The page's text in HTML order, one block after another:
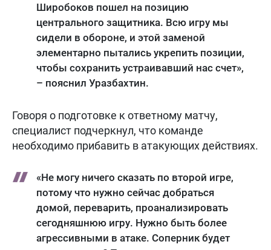
Широбоков пошел на позицию
центрального защитника. Всю игру мы
сидели в обороне, и этой заменой
элементарно пытались укрепить позиции,
чтобы сохранить устраивавший нас счет»,
– пояснил Уразбахтин.
Говоря о подготовке к ответному матчу,
специалист подчеркнул, что команде
необходимо прибавить в атакующих действиях.
«Не могу ничего сказать по второй игре,
потому что нужно сейчас добраться
домой, переварить, проанализировать
сегодняшнюю игру. Нужно быть более
агрессивными в атаке. Соперник будет